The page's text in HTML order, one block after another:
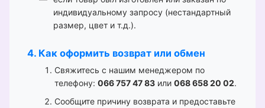
индивидуальному запросу (нестандартный
размер, цвет и т.д.).
4. Как оформить возврат или обмен
Свяжитесь с нашим менеджером по
телефону: 066 757 47 83 или 068 658 20 02.
Сообщите причину возврата и предоставьте